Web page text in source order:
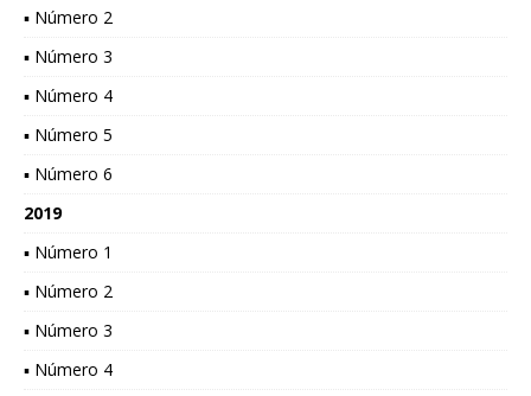
▪ Número 2
▪ Número 3
▪ Número 4
▪ Número 5
▪ Número 6
2019
▪ Número 1
▪ Número 2
▪ Número 3
▪ Número 4